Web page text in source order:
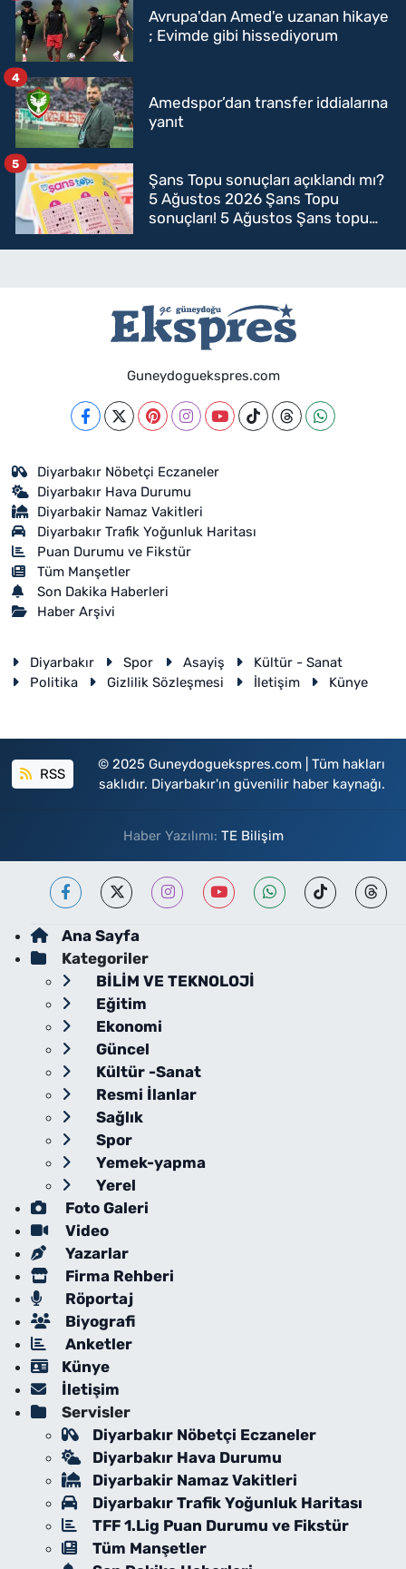
Avrupa'dan Amed'e uzanan hikaye
; Evimde gibi hissediyorum
Amedspor’dan transfer iddialarına
yanıt
4
Şans Topu sonuçları açıklandı mı?
5 Ağustos 2026 Şans Topu
sonuçları! 5 Ağustos Şans topu
5
Guneydoguekspres.com
Diyarbakır Nöbetçi Eczaneler
Diyarbakır Hava Durumu
Diyarbakir Namaz Vakitleri
Diyarbakır Trafik Yoğunluk Haritası
Puan Durumu ve Fikstür
Tüm Manşetler
Son Dakika Haberleri
Haber Arşivi
Diyarbakır Spor Asayiş
Kültür - Sanat
Politika
Gizlilik Sözleşmesi İletişim Künye
RSS
© 2025 Guneydoguekspres.com | Tüm hakları
saklıdır. Diyarbakır'ın güvenilir haber kaynağı.
Haber Yazılımı: TE Bilişim
Ana Sayfa
Kategoriler
BİLİM VE TEKNOLOJİ
Eğitim
Ekonomi
Güncel
Kültür -Sanat
Resmi İlanlar
Sağlık
Spor
Yemek-yapma
Yerel
Foto Galeri
Video
Yazarlar
Firma Rehberi
Röportaj
Biyografi
Anketler
Künye
İletişim
Servisler
Diyarbakır Nöbetçi Eczaneler
Diyarbakır Hava Durumu
Diyarbakir Namaz Vakitleri
Diyarbakır Trafik Yoğunluk Haritası
TFF 1.Lig Puan Durumu ve Fikstür
Tüm Manşetler